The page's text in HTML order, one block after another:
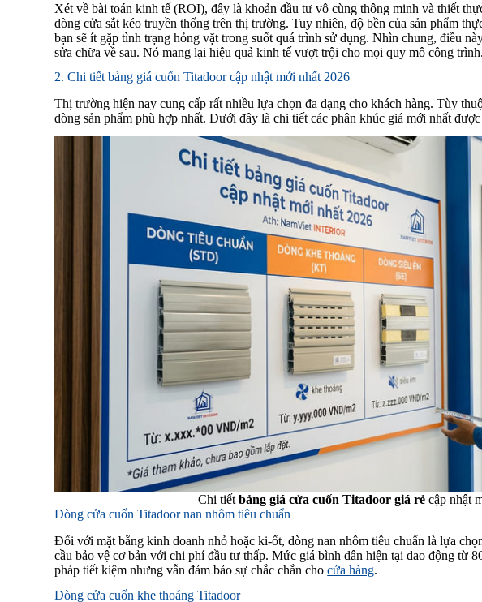
Xét về bài toán kinh tế (ROI), đây là khoản đầu tư vô cùng thông minh và thiết
dòng cửa sắt kéo truyền thống trên thị trường. Tuy nhiên, độ bền của sản phẩm
bạn sẽ ít gặp tình trạng hỏng vặt trong suốt quá trình sử dụng. Nhìn chung, điều
sửa chữa về sau. Nó mang lại hiệu quả kinh tế vượt trội cho mọi quy mô công trình.
2. Chi tiết bảng giá cuốn Titadoor cập nhật mới nhất 2026
Thị trường hiện nay cung cấp rất nhiều lựa chọn đa dạng cho khách hàng. Tùy
dòng sản phẩm phù hợp nhất. Dưới đây là chi tiết các phân khúc giá mới nhất
Chi tiếtbảng giá cửa cuốn Titadoor giá rẻ cập nhật
Dòng cửa cuốn Titadoor nan nhôm tiêu chuẩn
Đối với mặt bằng kinh doanh nhỏ hoặc ki-ốt, dòng nan nhôm tiêu chuẩn là lựa
cầu bảo vệ cơ bản với chi phí đầu tư thấp. Mức giá bình dân hiện tại dao động từ
pháp tiết kiệm nhưng vẫn đảm bảo sự chắc chắn chocửa hàng.
Dòng cửa cuốn khe thoáng Titadoor